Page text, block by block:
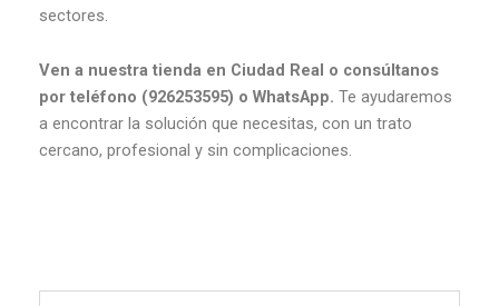
sectores.
Ven a nuestra tienda en Ciudad Real o consúltanos
por teléfono (926253595) o WhatsApp. Te ayudaremos
a encontrar la solución que necesitas, con un trato
cercano, profesional y sin complicaciones.